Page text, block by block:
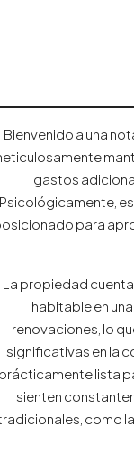
Bienvenido a una
gastos
Psicológicamente,
para
La propiedad
habitable en
renovaciones, lo
significativas en la
prácticamente lista
sienten
como